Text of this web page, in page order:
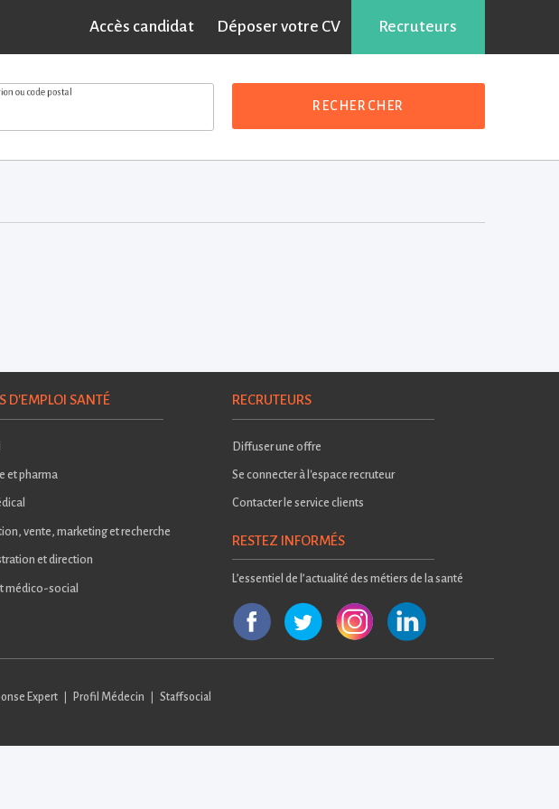
Accès candidat Déposer votre CV Recruteurs
ou code postal
RECHERCHER
D'EMPLOI SANTÉ
et pharma
vente, marketing et recherche
et direction
médico-social
RECRUTEURS
Diffuser une offre
Se connecter à l'espace recruteur
Contacter le service clients
RESTEZ INFORMÉS
L’essentiel de l’actualité des métiers de la santé
Expert Profil Médecin Staffsocial